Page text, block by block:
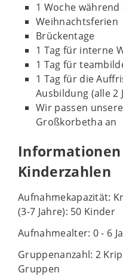
1 Woche
Weihnachtsferien
Brückentage
1 Tag für interne
1 Tag für
1 Tag für die
Ausbildung (alle 2
Wir passen
Großkorbetha an
Informationen
Kinderzahlen
Aufnahmekapazität:
(3-7 Jahre): 50 Kinder
Aufnahmealter: 0 - 6
Gruppenanzahl: 2
Gruppen